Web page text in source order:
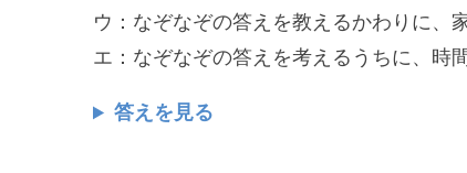
ウ：なぞなぞの答えを教えるかわりに、
エ：なぞなぞの答えを考えるうちに、時
答えを見る